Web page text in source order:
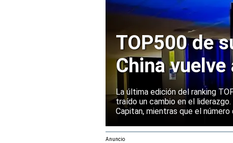
TOP500 de
China
Europa
La última edición del ranking
traído un cambio en el liderazgo.
Capitan, mientras que el
rendimiento.
Anuncio